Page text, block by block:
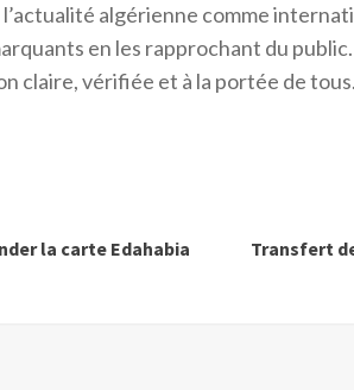
algérienne comme
en les rapprochant du
claire, vérifiée et à la portée de tous.
la carte Edahabia
Transfert